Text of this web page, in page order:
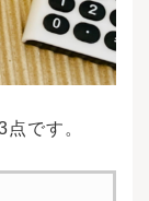
です。